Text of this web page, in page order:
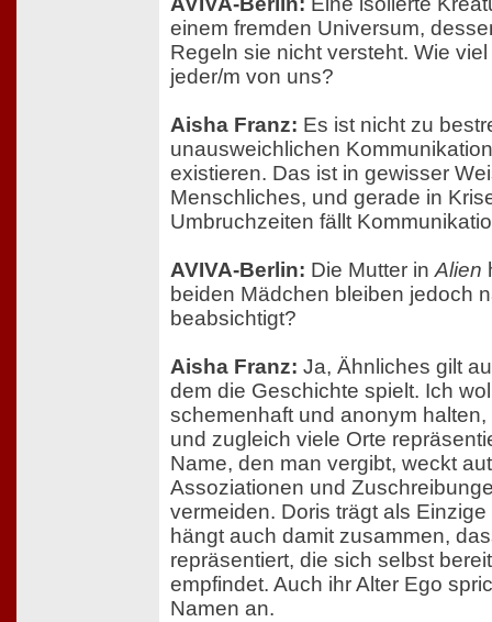
einem fremden Universum,
Regeln sie nicht versteht. Wie
jeder/m von uns?
Aisha Franz: Es ist nicht zu
unausweichlichen
existieren. Das ist in gewisser
Menschliches, und gerade in
Umbruchzeiten fällt
AVIVA-Berlin: Die Mutter inAlien
beiden Mädchen bleiben jedoch
beabsichtigt?
Aisha Franz: Ja, Ähnliches gilt
dem die Geschichte spielt. Ich
schemenhaft und anonym
und zugleich viele Orte
Name, den man vergibt, weckt
Assoziationen und
vermeiden. Doris trägt als
hängt auch damit zusammen,
repräsentiert, die sich selbst
empfindet. Auch ihr Alter Ego
Namen an.